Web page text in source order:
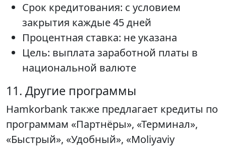
Срок кредитования: с условием
закрытия каждые 45 дней
Процентная ставка: не указана
Цель: выплата заработной платы в
национальной валюте
11. Другие программы
Hamkorbank также предлагает кредиты по
программам «Партнёры», «Терминал»,
«Быстрый», «Удобный», «Moliyaviy